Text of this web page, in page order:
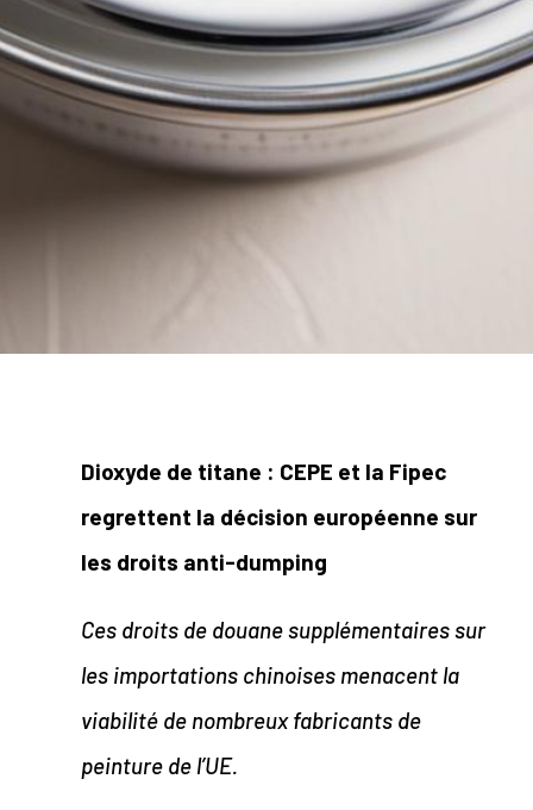
Dioxyde de titane : CEPE et la Fipec
regrettent la décision européenne sur
les droits anti-dumping
Ces droits de douane supplémentaires sur
les importations chinoises menacent la
viabilité de nombreux fabricants de
peinture de l’UE.